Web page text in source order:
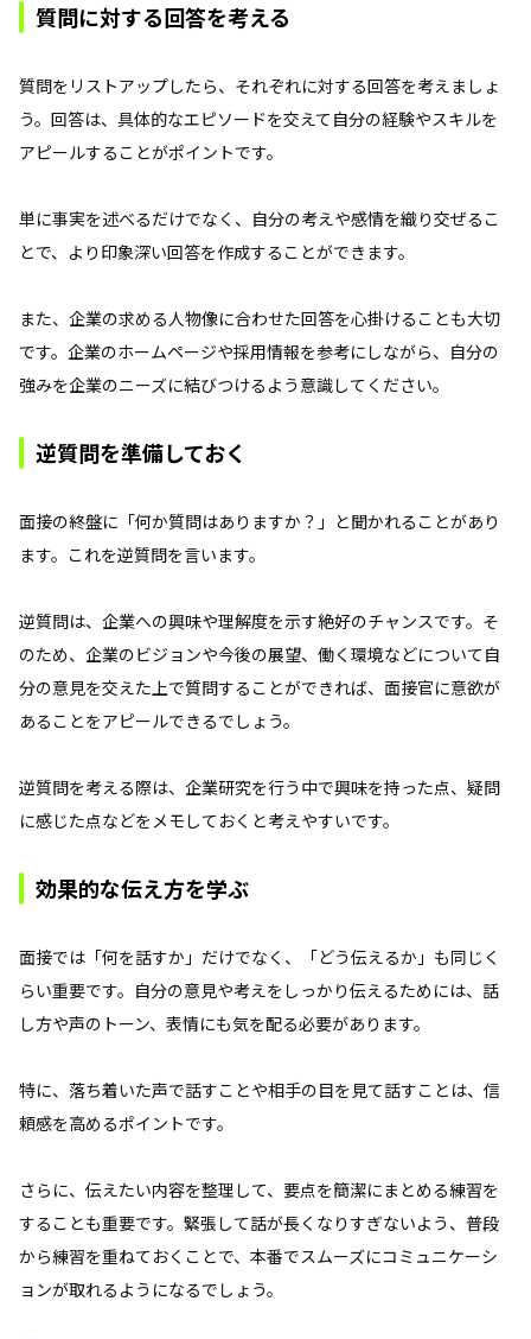
質問に対する回答を考える
質問をリストアップしたら、それぞれに対する回答を考えましょ
う。回答は、具体的なエピソードを交えて自分の経験やスキルを
アピールすることがポイントです。
単に事実を述べるだけでなく、自分の考えや感情を織り交ぜるこ
とで、より印象深い回答を作成することができます。
また、企業の求める人物像に合わせた回答を心掛けることも大切
です。企業のホームページや採用情報を参考にしながら、自分の
強みを企業のニーズに結びつけるよう意識してください。
逆質問を準備しておく
面接の終盤に「何か質問はありますか？」と聞かれることがあり
ます。これを逆質問を言います。
逆質問は、企業への興味や理解度を示す絶好のチャンスです。そ
のため、企業のビジョンや今後の展望、働く環境などについて自
分の意見を交えた上で質問することができれば、面接官に意欲が
あることをアピールできるでしょう。
逆質問を考える際は、企業研究を行う中で興味を持った点、疑問
に感じた点などをメモしておくと考えやすいです。
効果的な伝え方を学ぶ
面接では「何を話すか」だけでなく、「どう伝えるか」も同じく
らい重要です。自分の意見や考えをしっかり伝えるためには、話
し方や声のトーン、表情にも気を配る必要があります。
特に、落ち着いた声で話すことや相手の目を見て話すことは、信
頼感を高めるポイントです。
さらに、伝えたい内容を整理して、要点を簡潔にまとめる練習を
することも重要です。緊張して話が長くなりすぎないよう、普段
から練習を重ねておくことで、本番でスムーズにコミュニケーシ
ョンが取れるようになるでしょう。